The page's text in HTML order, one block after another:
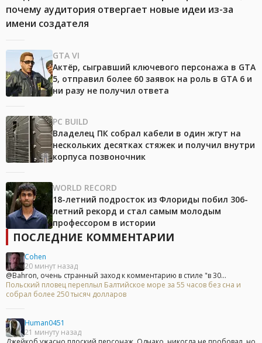
почему аудитория отвергает новые идеи из-за
имени создателя
GTA VI
Актёр, сыгравший ключевого персонажа в GTA
5, отправил более 60 заявок на роль в GTA 6 и
ни разу не получил ответа
PC BUILD
Владелец ПК собрал кабели в один жгут на
нескольких десятках стяжек и получил внутри
корпуса позвоночник
WORLD RECORD
18-летний подросток из Флориды побил 306-
летний рекорд и стал самым молодым
профессором в истории
ПОСЛЕДНИЕ КОММЕНТАРИИ
Cohen
20 минут назад
@Bahron, очень странный заход к комментарию в стиле "в 30...
Польский пловец переплыл Балтийское море за 55 часов без сна и
собрал более 250 тысяч долларов
Human0451
21 минуту назад